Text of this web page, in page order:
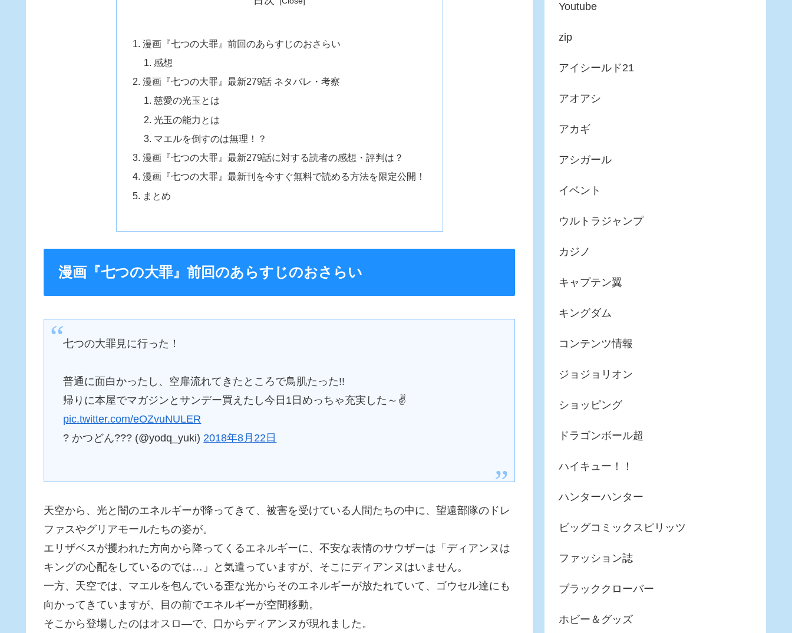
漫画『七つの大罪』前回のあらすじのおさらい
感想
漫画『七つの大罪』最新279話 ネタバレ・考察
慈愛の光玉とは
光玉の能力とは
マエルを倒すのは無理！？
漫画『七つの大罪』最新279話に対する読者の感想・評判は？
漫画『七つの大罪』最新刊を今すぐ無料で読める方法を限定公開！
まとめ
漫画『七つの大罪』前回のあらすじのおさらい
七つの大罪見に行った！
普通に面白かったし、空扉流れてきたところで鳥肌たった!!
帰りに本屋でマガジンとサンデー買えたし今日1日めっちゃ充実した～✌️
pic.twitter.com/eOZvuNULER
? かつどん??? (@yodq_yuki) 2018年8月22日
天空から、光と闇のエネルギーが降ってきて、被害を受けている人間たちの中に、望遠部隊のドレ
ファスやグリアモールたちの姿が。
エリザベスが攫われた方向から降ってくるエネルギーに、不安な表情のサウザーは「ディアンヌは
キングの心配をしているのでは…」と気遣っていますが、そこにディアンヌはいません。
一方、天空では、マエルを包んでいる歪な光からそのエネルギーが放たれていて、ゴウセル達にも
向かってきていますが、目の前でエネルギーが空間移動。
そこから登場したのはオスロ―で、口からディアンヌが現れました。
Youtube
zip
アイシールド21
アオアシ
アカギ
アシガール
イベント
ウルトラジャンプ
カジノ
キャプテン翼
キングダム
コンテンツ情報
ジョジョリオン
ショッピング
ドラゴンボール超
ハイキュー！！
ハンターハンター
ビッグコミックスピリッツ
ファッション誌
ブラッククローバー
ホビー＆グッズ